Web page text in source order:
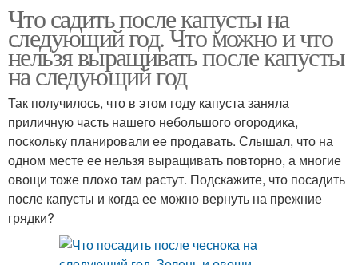
Что садить после капусты на
следующий год. Что можно и что
нельзя выращивать после капусты
на следующий год
Так получилось, что в этом году капуста заняла
приличную часть нашего небольшого огородика,
поскольку планировали ее продавать. Слышал, что на
одном месте ее нельзя выращивать повторно, а многие
овощи тоже плохо там растут. Подскажите, что посадить
после капусты и когда ее можно вернуть на прежние
грядки?